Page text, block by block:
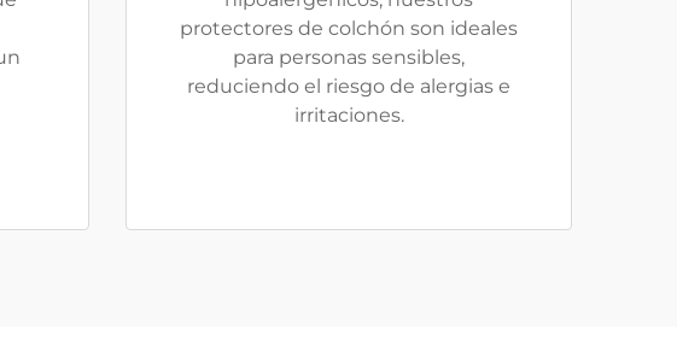
protectores de colchón son ideales
para personas sensibles,
reduciendo el riesgo de alergias e
irritaciones.